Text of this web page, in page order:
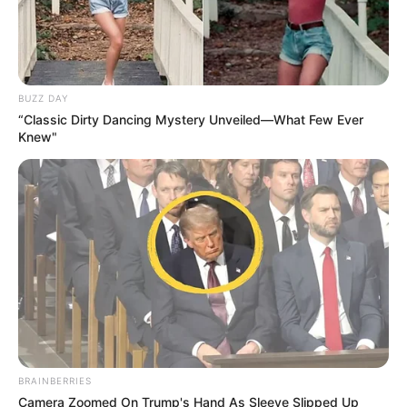
– Felfogod egyáltalán, mi történt veled? – kérdezte
döbbenten.
A nő néhány másodpercig hallgatott, próbálta visszanyerni a
levegőjét. Aztán halványan elmosolyodott.
– Nem… de azt hiszem, ma elképesztő szerencsém volt.
BUZZ DAY
“Classic Dirty Dancing Mystery Unveiled—What Few Ever
Knew"
BRAINBERRIES
Camera Zoomed On Trump's Hand As Sleeve Slipped Up